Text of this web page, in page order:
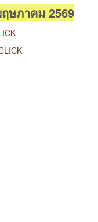
ษภาคม 2569